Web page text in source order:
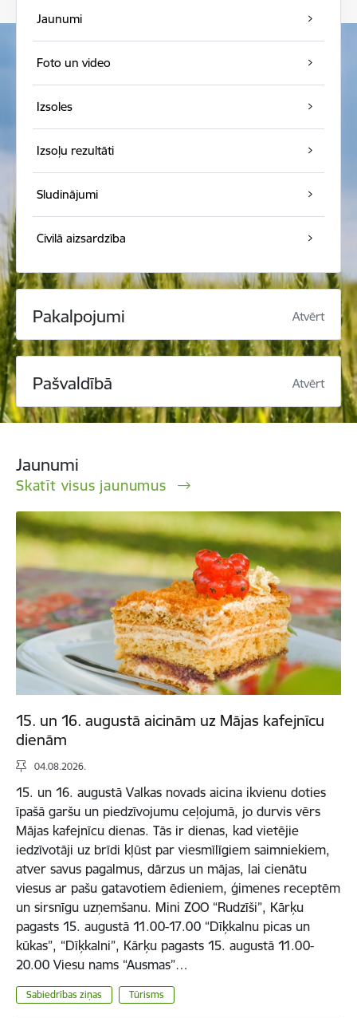
Jaunumi
Foto un video
Izsoles
Izsoļu rezultāti
Sludinājumi
Civilā aizsardzība
Pakalpojumi Atvērt
Pašvaldībā Atvērt
Jaunumi
Skatīt visus jaunumus
15. un 16. augustā aicinām uz Mājas kafejnīcu
dienām
04.08.2026.
15. un 16. augustā Valkas novads aicina ikvienu doties
īpašā garšu un piedzīvojumu ceļojumā, jo durvis vērs
Mājas kafejnīcu dienas. Tās ir dienas, kad vietējie
iedzīvotāji uz brīdi kļūst par viesmīlīgiem saimniekiem,
atver savus pagalmus, dārzus un mājas, lai cienātu
viesus ar pašu gatavotiem ēdieniem, ģimenes receptēm
un sirsnīgu uzņemšanu. Mini ZOO “Rudzīši”, Kārķu
pagasts 15. augustā 11.00-17.00 “Dīķkalnu picas un
kūkas”, “Dīķkalni”, Kārķu pagasts 15. augustā 11.00-
20.00 Viesu nams “Ausmas”…
Sabiedrības ziņas Tūrisms